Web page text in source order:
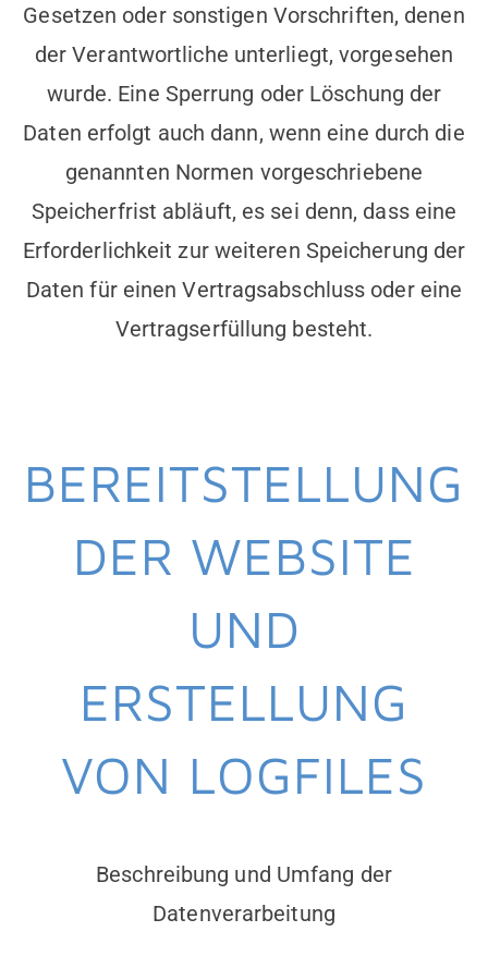
Gesetzen oder sonstigen Vorschriften, denen
der Verantwortliche unterliegt, vorgesehen
wurde. Eine Sperrung oder Löschung der
Daten erfolgt auch dann, wenn eine durch die
genannten Normen vorgeschriebene
Speicherfrist abläuft, es sei denn, dass eine
Erforderlichkeit zur weiteren Speicherung der
Daten für einen Vertragsabschluss oder eine
Vertragserfüllung besteht.
BEREITSTELLUNG
DER WEBSITE
UND
ERSTELLUNG
VON LOGFILES
Beschreibung und Umfang der
Datenverarbeitung